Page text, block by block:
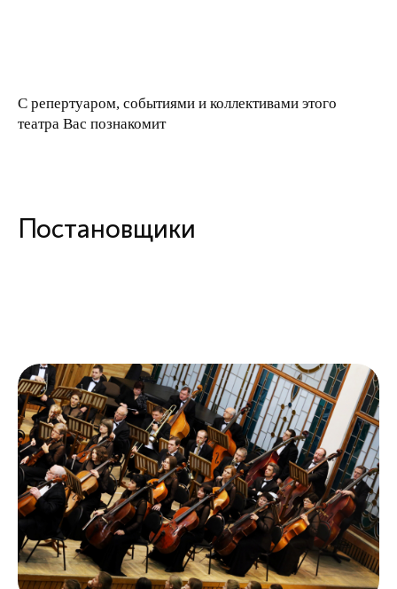
С репертуаром, событиями и коллективами этого
театра Вас познакомит
Постановщики